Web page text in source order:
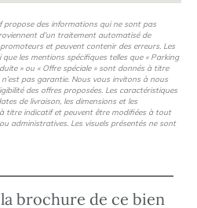
propose des informations qui ne sont pas
d’un traitement automatisé de
et peuvent contenir des erreurs. Les
les mentions spécifiques telles que « Parking
» ou « Offre spéciale » sont donnés à titre
pas garantie. Nous vous invitons à nous
des offres proposées. Les caractéristiques
de livraison, les dimensions et les
titre indicatif et peuvent être modifiées à tout
administratives. Les visuels présentés ne sont
brochure de ce bien